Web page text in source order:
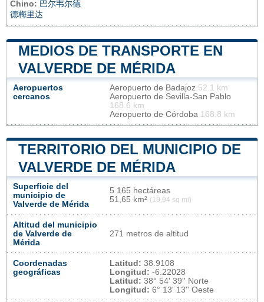
Chino: 巴尔韦尔德
德梅里达
MEDIOS DE TRANSPORTE EN
VALVERDE DE MÉRIDA
Aeropuertos
cercanos
Aeropuerto de Badajoz 52.1 km
Aeropuerto de Sevilla-San Pablo
168.6 km
Aeropuerto de Córdoba 168.8 km
TERRITORIO DEL MUNICIPIO DE
VALVERDE DE MÉRIDA
Superficie del
municipio de
Valverde de Mérida
5 165 hectáreas
51,65 km² (19,94 sq mi)
Altitud del municipio
de Valverde de
Mérida
271 metros de altitud
Coordenadas
geográficas
Latitud: 38.9108
Longitud: -6.22028
Latitud: 38° 54' 39'' Norte
Longitud: 6° 13' 13'' Oeste